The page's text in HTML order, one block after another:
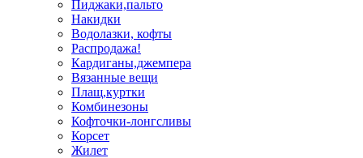
Пиджаки,пальто
Накидки
Водолазки, кофты
Распродажа!
Кардиганы,джемпера
Вязанные вещи
Плащ,куртки
Комбинезоны
Кофточки-лонгсливы
Корсет
Жилет